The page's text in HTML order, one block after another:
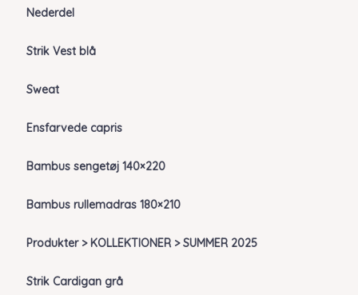
Nederdel
Strik Vest blå
Sweat
Ensfarvede capris
Bambus sengetøj 140×220
Bambus rullemadras 180×210
Produkter > KOLLEKTIONER > SUMMER 2025
Strik Cardigan grå